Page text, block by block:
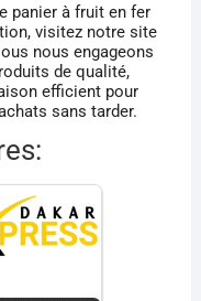
panier à fruit en fer
visitez notre site
nous engageons
de qualité,
efficient pour
sans tarder.